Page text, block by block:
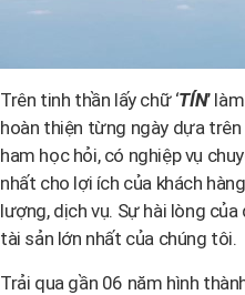
Trên tinh thần lấy chữ ‘TÍN’
hoàn thiện từng ngày dựa
ham học hỏi, có nghiệp vụ
nhất cho lợi ích của khách
lượng, dịch vụ. Sự hài lòng
tài sản lớn nhất của chúng tôi.
Trải qua gần 06 năm hình